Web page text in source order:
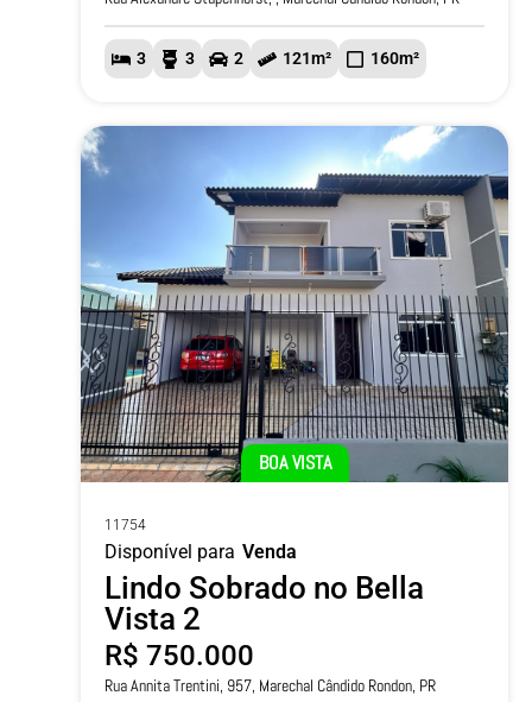
3 3 2 121m² 160m²
BOA VISTA
11754
Disponível para Venda
Lindo Sobrado no Bella
Vista 2
R$ 750.000
Rua Annita Trentini, 957, Marechal Cândido Rondon, PR